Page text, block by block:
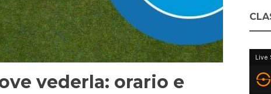
vederla: orario e